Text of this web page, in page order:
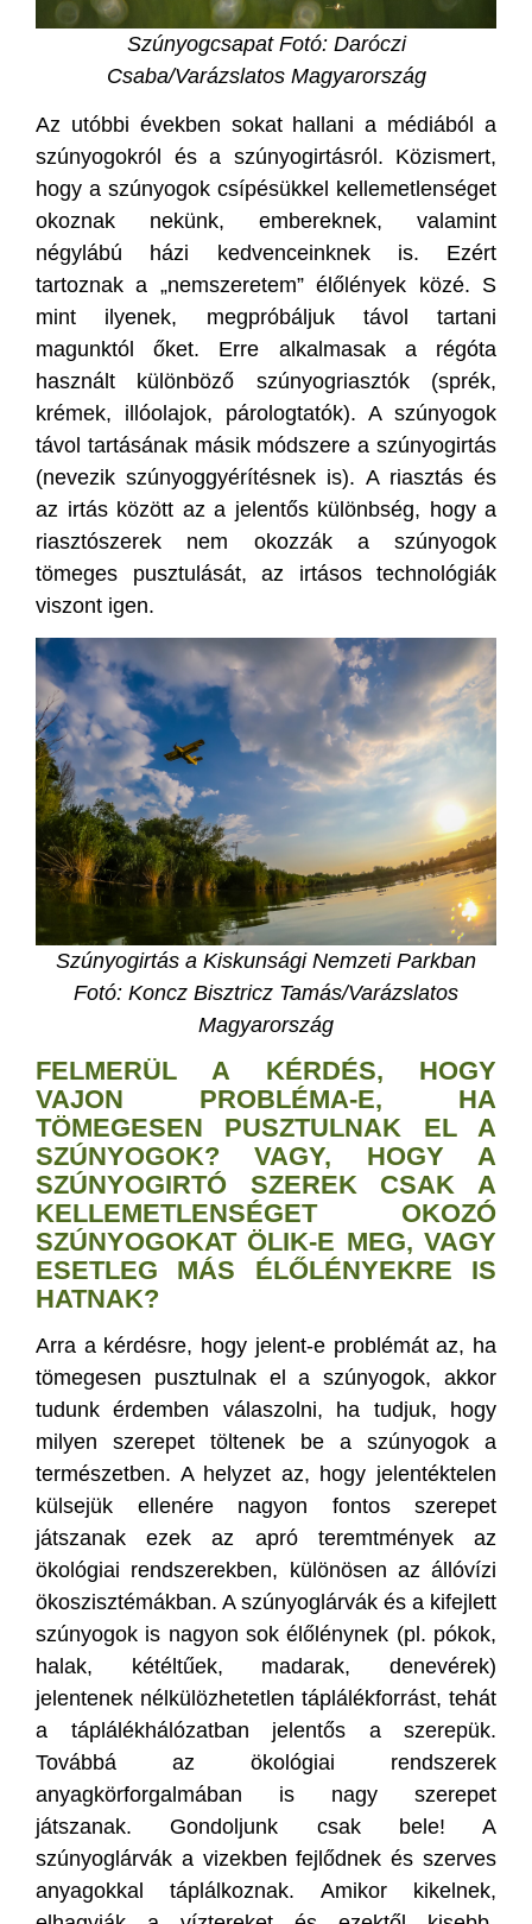
Szúnyogcsapat Fotó: Daróczi
Csaba/Varázslatos Magyarország
Az utóbbi években sokat hallani a médiából a
szúnyogokról és a szúnyogirtásról. Közismert,
hogy a szúnyogok csípésükkel kellemetlenséget
okoznak nekünk, embereknek, valamint
négylábú házi kedvenceinknek is. Ezért
tartoznak a „nemszeretem” élőlények közé. S
mint ilyenek, megpróbáljuk távol tartani
magunktól őket. Erre alkalmasak a régóta
használt különböző szúnyogriasztók (sprék,
krémek, illóolajok, párologtatók). A szúnyogok
távol tartásának másik módszere a szúnyogirtás
(nevezik szúnyoggyérítésnek is). A riasztás és
az irtás között az a jelentős különbség, hogy a
riasztószerek nem okozzák a szúnyogok
tömeges pusztulását, az irtásos technológiák
viszont igen.
Szúnyogirtás a Kiskunsági Nemzeti Parkban
Fotó: Koncz Bisztricz Tamás/Varázslatos
Magyarország
FELMERÜL A KÉRDÉS, HOGY
VAJON PROBLÉMA-E, HA
TÖMEGESEN PUSZTULNAK EL A
SZÚNYOGOK? VAGY, HOGY A
SZÚNYOGIRTÓ SZEREK CSAK A
KELLEMETLENSÉGET OKOZÓ
SZÚNYOGOKAT ÖLIK-E MEG, VAGY
ESETLEG MÁS ÉLŐLÉNYEKRE IS
HATNAK?
Arra a kérdésre, hogy jelent-e problémát az, ha
tömegesen pusztulnak el a szúnyogok, akkor
tudunk érdemben válaszolni, ha tudjuk, hogy
milyen szerepet töltenek be a szúnyogok a
természetben. A helyzet az, hogy jelentéktelen
külsejük ellenére nagyon fontos szerepet
játszanak ezek az apró teremtmények az
ökológiai rendszerekben, különösen az állóvízi
ökoszisztémákban. A szúnyoglárvák és a kifejlett
szúnyogok is nagyon sok élőlénynek (pl. pókok,
halak, kétéltűek, madarak, denevérek)
jelentenek nélkülözhetetlen táplálékforrást, tehát
a táplálékhálózatban jelentős a szerepük.
Továbbá az ökológiai rendszerek
anyagkörforgalmában is nagy szerepet
játszanak. Gondoljunk csak bele! A
szúnyoglárvák a vizekben fejlődnek és szerves
anyagokkal táplálkoznak. Amikor kikelnek,